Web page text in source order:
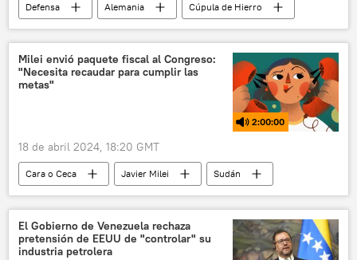
Defensa Alemania
Cúpula de Hierro
🛡️ Fuerzas Armadas
🌍 Europa
💬 Opinión y Análisis
defensa antiaérea
S-400 Triumf
S-300 Favorit
Milei envió paquete fiscal al Congreso:
"Necesita recaudar para cumplir las
metas"
2:00:00
18 de abril 2024, 18:20 GMT
Cara o Ceca Javier Milei
Sudán
Argentina
París
Médicos Sin Fronteras (MSF)
La Libertad Avanza
Gobierno de Argentina
El Gobierno de Venezuela rechaza
pretensión de EEUU de "controlar" su
industria petrolera